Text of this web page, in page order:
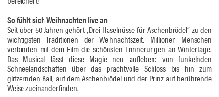
So fühlt sich Weihnachten live an
Seit über 50 Jahren gehört „Drei Haselnüsse für Aschenbrödel“ zu den
wichtigsten Traditionen der Weihnachtszeit. Millionen Menschen
verbinden mit dem Film die schönsten Erinnerungen an Wintertage.
Das Musical lässt diese Magie neu aufleben: von funkelnden
Schneelandschaften über das prachtvolle Schloss bis hin zum
glitzernden Ball, auf dem Aschenbrödel und der Prinz auf berührende
Weise zueinanderfinden.